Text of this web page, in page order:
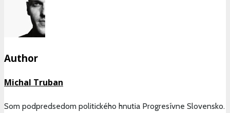
Author
Michal Truban
Som podpredsedom politického hnutia Progresívne Slovensko.